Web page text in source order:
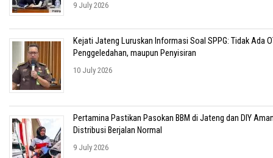
9 July 2026
Kejati Jateng Luruskan Informasi Soal SPPG: Tidak Ada
Penggeledahan, maupun Penyisiran
10 July 2026
Pertamina Pastikan Pasokan BBM di Jateng dan DIY
Distribusi Berjalan Normal
9 July 2026